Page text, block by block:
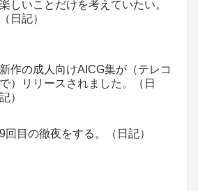
楽しいことだけを考えていたい。
（日記）
新作の成人向けAICG集が（テレコ
で）リリースされました。（日
記）
9回目の徹夜をする。（日記）